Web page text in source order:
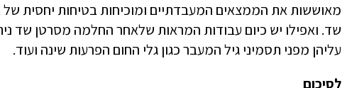
מאוששות את הממצאים המעבדתיים ומוכיחות בטיחות יחסית של
שד. ואפילו יש כיום עבודות המראות שלאחר החלמה מסרטן שד
עליהן מפני תסמיני גיל המעבר כגון גלי החום הפרעות שינה ועוד.
לסיכום